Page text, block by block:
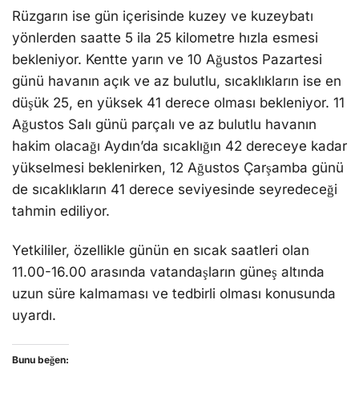
Rüzgarın ise gün içerisinde kuzey ve kuzeybatı
yönlerden saatte 5 ila 25 kilometre hızla esmesi
bekleniyor. Kentte yarın ve 10 Ağustos Pazartesi
günü havanın açık ve az bulutlu, sıcaklıkların ise en
düşük 25, en yüksek 41 derece olması bekleniyor. 11
Ağustos Salı günü parçalı ve az bulutlu havanın
hakim olacağı Aydın’da sıcaklığın 42 dereceye kadar
yükselmesi beklenirken, 12 Ağustos Çarşamba günü
de sıcaklıkların 41 derece seviyesinde seyredeceği
tahmin ediliyor.
Yetkililer, özellikle günün en sıcak saatleri olan
11.00-16.00 arasında vatandaşların güneş altında
uzun süre kalmaması ve tedbirli olması konusunda
uyardı.
Bunu beğen: